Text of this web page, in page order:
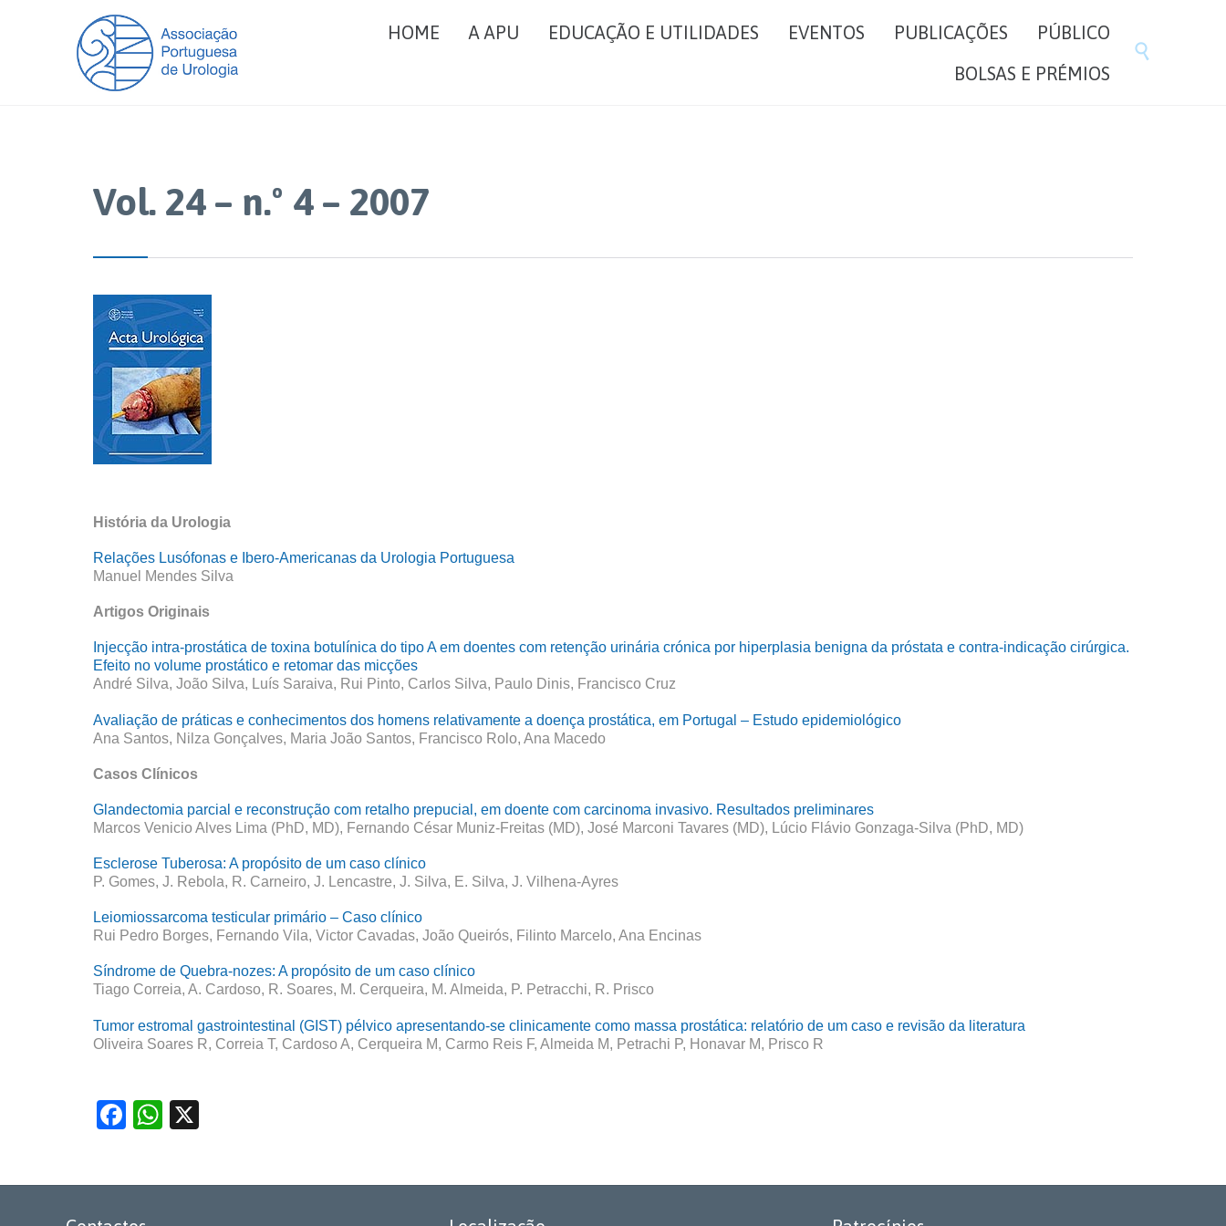
content
HOME A APU EDUCAÇÃO E UTILIDADES EVENTOS PUBLICAÇÕES
PÚBLICO
BOLSAS E PRÉMIOS

Vol. 24 – n.º 4 – 2007
História da Urologia
Relações Lusófonas e Ibero-Americanas da Urologia Portuguesa
Manuel Mendes Silva
Artigos Originais
Injecção intra-prostática de toxina botulínica do tipo A em doentes com retenção urinária crónica por hiperplasia benigna da próstata e contra-indicação cirúrgica.
Efeito no volume prostático e retomar das micções
André Silva, João Silva, Luís Saraiva, Rui Pinto, Carlos Silva, Paulo Dinis, Francisco Cruz
Avaliação de práticas e conhecimentos dos homens relativamente a doença prostática, em Portugal – Estudo epidemiológico
Ana Santos, Nilza Gonçalves, Maria João Santos, Francisco Rolo, Ana Macedo
Casos Clínicos
Glandectomia parcial e reconstrução com retalho prepucial, em doente com carcinoma invasivo. Resultados preliminares
Marcos Venicio Alves Lima (PhD, MD), Fernando César Muniz-Freitas (MD), José Marconi Tavares (MD), Lúcio Flávio Gonzaga-Silva (PhD, MD)
Esclerose Tuberosa: A propósito de um caso clínico
P. Gomes, J. Rebola, R. Carneiro, J. Lencastre, J. Silva, E. Silva, J. Vilhena-Ayres
Leiomiossarcoma testicular primário – Caso clínico
Rui Pedro Borges, Fernando Vila, Victor Cavadas, João Queirós, Filinto Marcelo, Ana Encinas
Síndrome de Quebra-nozes: A propósito de um caso clínico
Tiago Correia, A. Cardoso, R. Soares, M. Cerqueira, M. Almeida, P. Petracchi, R. Prisco
Tumor estromal gastrointestinal (GIST) pélvico apresentando-se clinicamente como massa prostática: relatório de um caso e revisão da literatura
Oliveira Soares R, Correia T, Cardoso A, Cerqueira M, Carmo Reis F, Almeida M, Petrachi P, Honavar M, Prisco R
Facebook
WhatsApp